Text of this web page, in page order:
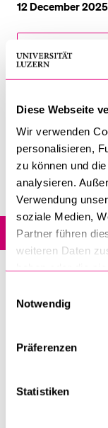
Diese Webseite
Wir verwenden
personalisieren,
zu können und
analysieren.
Verwendung
soziale Medien,
Partner führen
weiteren Daten
Notwendig
Präferenzen
Statistiken
Institutes and
Institute of Social
Overview
News
Events
Profile
12 December 2025
Professorship